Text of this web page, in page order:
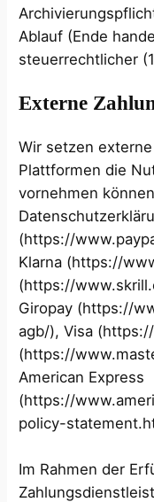
Ablauf (Ende
steuerrechtlicher
Externe
Wir setzen
Plattformen die
vornehmen
(https://
Klarna (https://
(https://
Giropay (https://
agb/), Visa
(https://
American Express
(https://
policy-
Im Rahmen der